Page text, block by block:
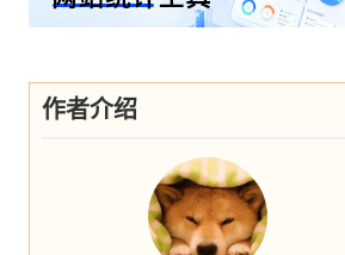
作者介绍